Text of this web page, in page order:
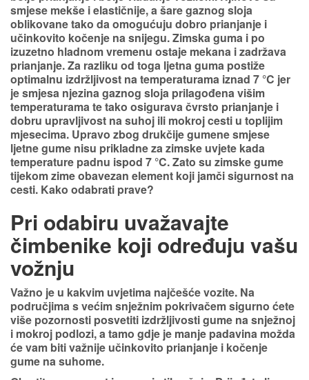
smjese mekše i elastičnije, a šare gaznog sloja
oblikovane tako da omogućuju dobro prianjanje i
učinkovito kočenje na snijegu. Zimska guma i po
izuzetno hladnom vremenu ostaje mekana i zadržava
prianjanje. Za razliku od toga ljetna guma postiže
optimalnu izdržljivost na temperaturama iznad 7 °C jer
je smjesa njezina gaznog sloja prilagođena višim
temperaturama te tako osigurava čvrsto prianjanje i
dobru upravljivost na suhoj ili mokroj cesti u toplijim
mjesecima. Upravo zbog drukčije gumene smjese
ljetne gume nisu prikladne za zimske uvjete kada
temperature padnu ispod 7 °C. Zato su zimske gume
tijekom zime obavezan element koji jamči sigurnost na
cesti. Kako odabrati prave?
Pri odabiru uvažavajte
čimbenike koji određuju vašu
vožnju
Važno je u kakvim uvjetima najčešće vozite. Na
područjima s većim snježnim pokrivačem sigurno ćete
više pozornosti posvetiti izdržljivosti gume na snježnoj
i mokroj podlozi, a tamo gdje je manje padavina možda
će vam biti važnije učinkovito prianjanje i kočenje
gume na suhome.